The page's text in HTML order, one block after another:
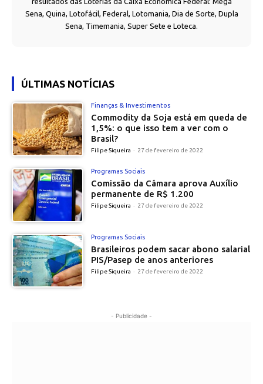
Sena, Quina, Lotofácil, Federal, Lotomania, Dia de Sorte, Dupla
Sena, Timemania, Super Sete e Loteca.
ÚLTIMAS NOTÍCIAS
Finanças & Investimentos
Commodity da Soja está em queda de
1,5%: o que isso tem a ver com o
Brasil?
Filipe Siqueira - 27 de fevereiro de 2022
Programas Sociais
Comissão da Câmara aprova Auxílio
permanente de R$ 1.200
Filipe Siqueira - 27 de fevereiro de 2022
Programas Sociais
Brasileiros podem sacar abono salarial
PIS/Pasep de anos anteriores
Filipe Siqueira - 27 de fevereiro de 2022
- Publicidade -